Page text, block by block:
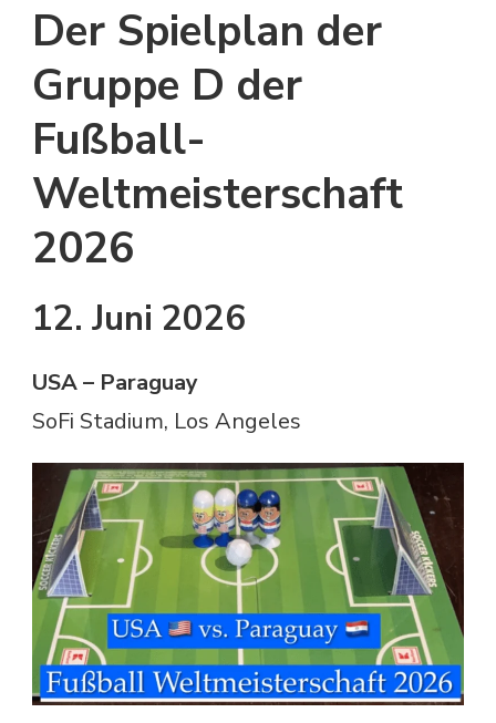
Der Spielplan der
Gruppe D der
Fußball-
Weltmeisterschaft
2026
12. Juni 2026
USA – Paraguay
SoFi Stadium, Los Angeles